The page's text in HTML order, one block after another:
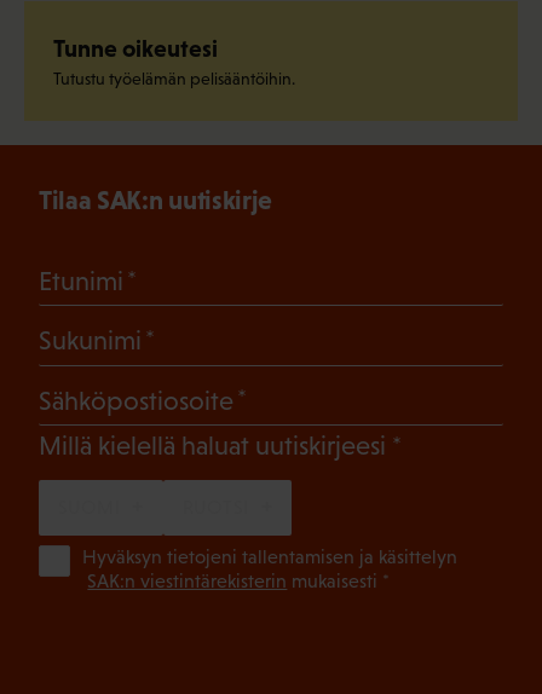
Tunne oikeutesi
Tutustu työelämän pelisääntöihin.
Tilaa SAK:n uutiskirje
Etunimi
Sukunimi
Sähköpostiosoite
Millä kielellä haluat uutiskirjeesi (Pakollinen)
Hyväksyn tietojeni tallentamisen ja käsittelyn
SAK:n viestintärekisterin mukaisesti *